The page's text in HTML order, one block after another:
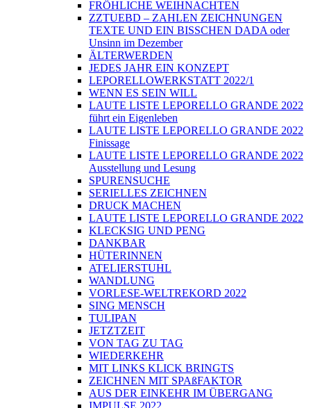
FRÖHLICHE WEIHNACHTEN
ZZTUEBD – ZAHLEN ZEICHNUNGEN
TEXTE UND EIN BISSCHEN DADA oder
Unsinn im Dezember
ÄLTERWERDEN
JEDES JAHR EIN KONZEPT
LEPORELLOWERKSTATT 2022/1
WENN ES SEIN WILL
LAUTE LISTE LEPORELLO GRANDE 2022
führt ein Eigenleben
LAUTE LISTE LEPORELLO GRANDE 2022
Finissage
LAUTE LISTE LEPORELLO GRANDE 2022
Ausstellung und Lesung
SPURENSUCHE
SERIELLES ZEICHNEN
DRUCK MACHEN
LAUTE LISTE LEPORELLO GRANDE 2022
KLECKSIG UND PENG
DANKBAR
HÜTERINNEN
ATELIERSTUHL
WANDLUNG
VORLESE-WELTREKORD 2022
SING MENSCH
TULIPAN
JETZTZEIT
VON TAG ZU TAG
WIEDERKEHR
MIT LINKS KLICK BRINGTS
ZEICHNEN MIT SPAßFAKTOR
AUS DER EINKEHR IM ÜBERGANG
IMPULSE 2022